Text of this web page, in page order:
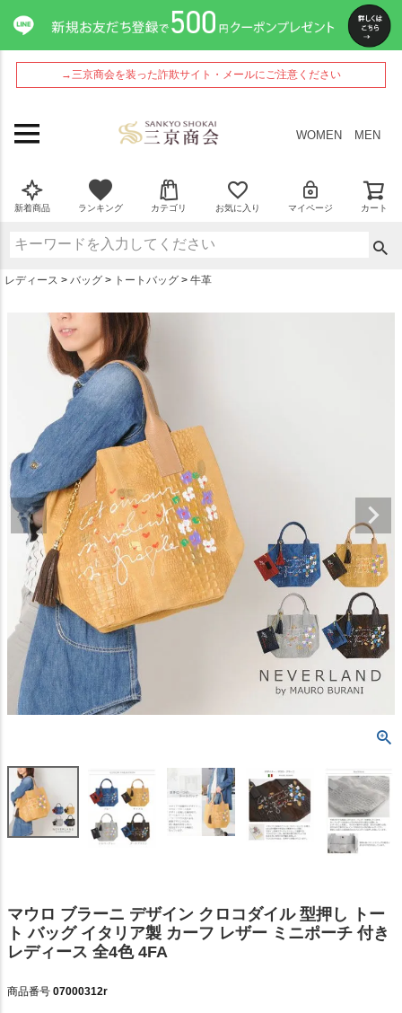
→三京商会を装った詐欺サイト・メールにご注意ください
WOMEN MEN
新着商品 ランキング カテゴリ お気に入り マイページ カート
レディース バッグ トートバッグ 牛革
マウロ ブラーニ デザイン クロコダイル 型押し トー
ト バッグ イタリア製 カーフ レザー ミニポーチ 付き
レディース 全4色 4FA
商品番号 07000312r
ペー
ジト
ップ
へ